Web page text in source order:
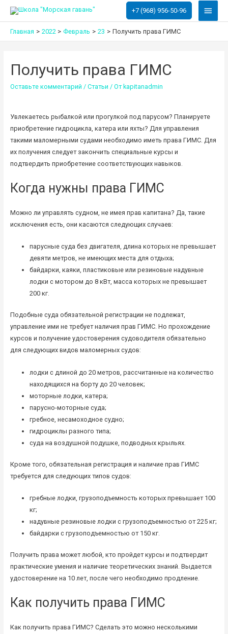
+7 (968) 956-50-96
Главная 2022 Февраль 23 Получить права ГИМС
Получить права ГИМС
Оставьте комментарий / Статьи / От kapitanadmin
Увлекаетесь рыбалкой или прогулкой под парусом? Планируете
приобретение гидроцикла, катера или яхты? Для управления
такими маломерными судами необходимо иметь права ГИМС. Для
их получения следует закончить специальные курсы и
подтвердить приобретение соответствующих навыков.
Когда нужны права ГИМС
Можно ли управлять судном, не имея прав капитана? Да, такие
исключения есть, они касаются следующих случаев:
парусные суда без двигателя, длина которых не превышает
девяти метров, не имеющих места для отдыха;
байдарки, каяки, пластиковые или резиновые надувные
лодки с мотором до 8 кВт, масса которых не превышает
200 кг.
Подобные суда обязательной регистрации не подлежат,
управление ими не требует наличия прав ГИМС. Но прохождение
курсов и получение удостоверения судоводителя обязательно
для следующих видов маломерных судов:
лодки с длиной до 20 метров, рассчитанные на количество
находящихся на борту до 20 человек;
моторные лодки, катера;
парусно-моторные суда;
гребное, несамоходное судно;
гидроциклы разного типа;
суда на воздушной подушке, подводных крыльях.
Кроме того, обязательная регистрация и наличие прав ГИМС
требуется для следующих типов судов:
гребные лодки, грузоподъемность которых превышает 100
кг;
надувные резиновые лодки с грузоподъемностью от 225 кг;
байдарки с грузоподъемностью от 150 кг.
Получить права может любой, кто пройдет курсы и подтвердит
практические умения и наличие теоретических знаний. Выдается
удостоверение на 10 лет, после чего необходимо продление.
Как получить права ГИМС
Как получить права ГИМС? Сделать это можно несколькими